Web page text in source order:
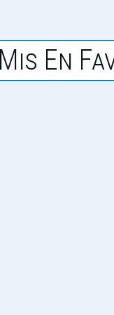
Mis En